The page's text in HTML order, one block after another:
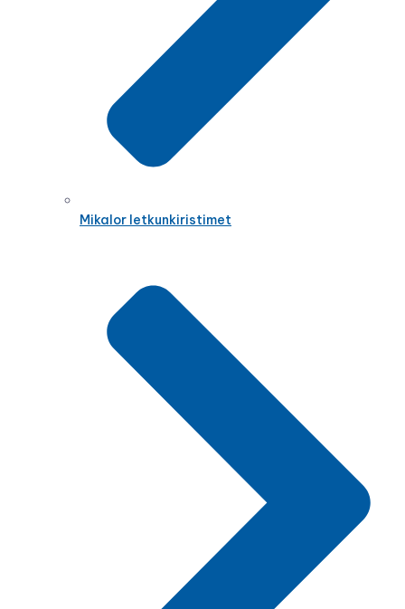
Mikalor letkunkiristimet